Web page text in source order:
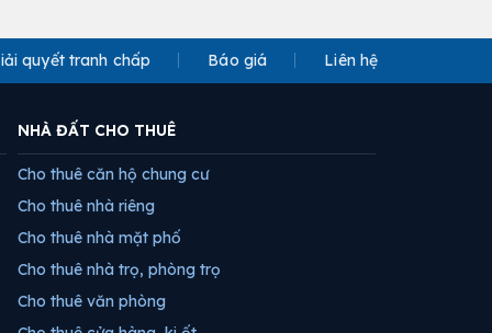
quyết tranh chấp Báo giá Liên hệ
NHÀ ĐẤT CHO THUÊ
Cho thuê căn hộ chung cư
Cho thuê nhà riêng
Cho thuê nhà mặt phố
Cho thuê nhà trọ, phòng trọ
Cho thuê văn phòng